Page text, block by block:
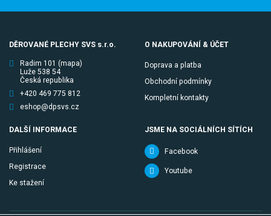
DĚROVANÉ PLECHY SVS s.r.o.
Radim 101 (mapa)
Luže 538 54
Česká republika
+420 469 775 812
eshop@dpsvs.cz
O NAKUPOVÁNÍ & ÚČET
Doprava a platba
Obchodní podmínky
Kompletní kontakty
DALŠÍ INFORMACE
Přihlášení
Registrace
Ke stažení
JSME NA SOCIÁLNÍCH SÍTÍCH
Facebook
Youtube